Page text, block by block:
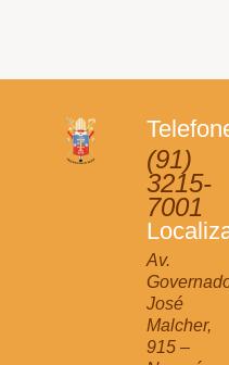
(91)
3215-
7001
Av.
José
Malcher,
915 –